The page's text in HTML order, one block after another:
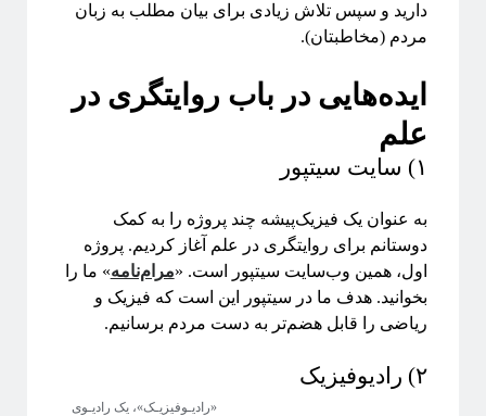
دارید و سپس تلاش زیادی برای بیان مطلب به زبان
مردم (مخاطبتان).
ایده‌هایی در باب روایتگری در
علم
۱) سایت سیتپور
به عنوان یک فیزیک‌پیشه چند پروژه را به کمک
دوستانم برای روایتگری در علم آغاز کردیم. پروژه
اول، همین وب‌سایت سیتپور است. «مرام‌نامه» ما را
بخوانید. هدف ما در سیتپور این است که فیزیک و
ریاضی را قابل هضم‌تر به دست مردم برسانیم.
۲) رادیوفیزیک
«رادیـوفیزیـک»، یک رادیـوی